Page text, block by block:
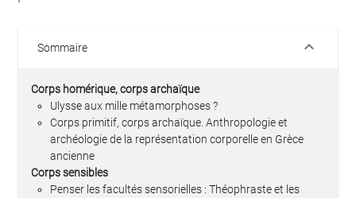
Sommaire keyboard_arrow_down
Corps homérique, corps archaïque
Ulysse aux mille métamorphoses ?
Corps primitif, corps archaïque. Anthropologie et
archéologie de la représentation corporelle en Grèce
ancienne
Corps sensibles
Penser les facultés sensorielles : Théophraste et les